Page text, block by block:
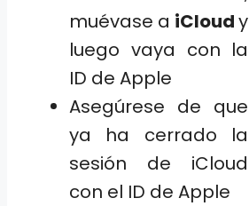
muévase a iCloudy
luego vaya con la
ID de Apple
Asegúrese de que
ya ha cerrado la
sesión de iCloud
con el ID de Apple